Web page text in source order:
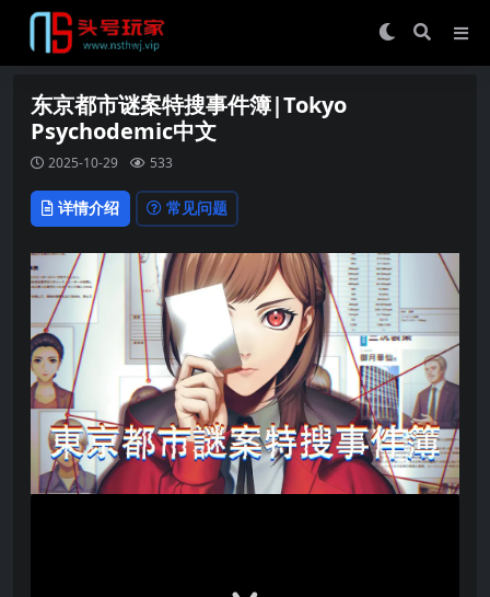
东京都市谜案特搜事件簿|Tokyo
Psychodemic中文
2025-10-29 533
详情介绍 常见问题